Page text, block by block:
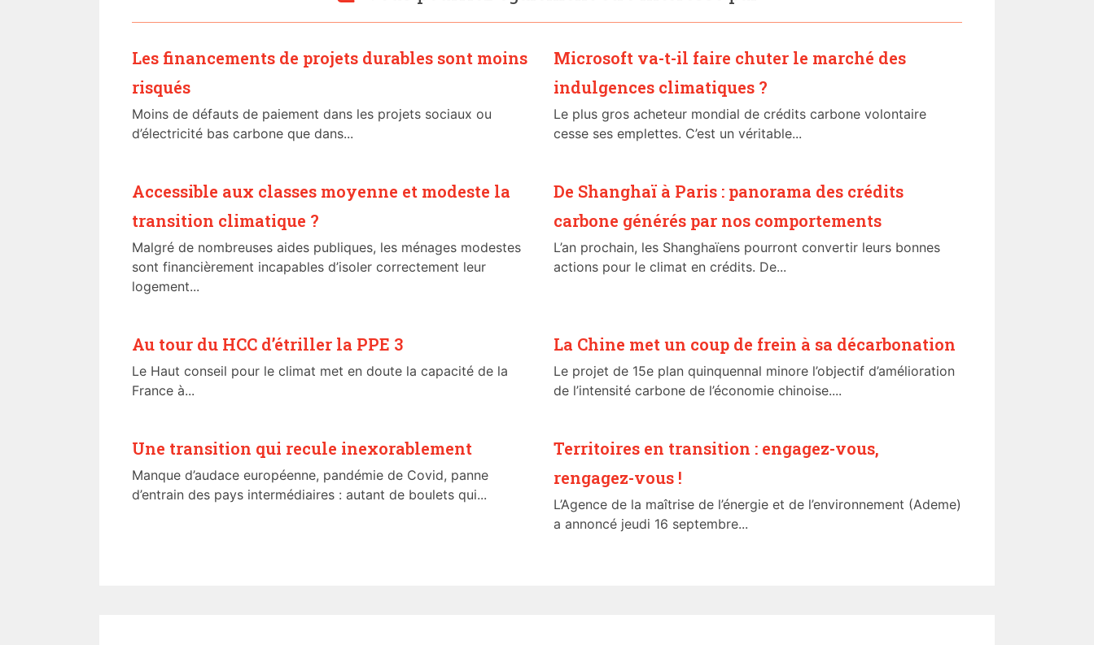
Les financements de projets durables sont moins
risqués
Moins de défauts de paiement dans les projets sociaux ou
d’électricité bas carbone que dans...
Microsoft va-t-il faire chuter le marché des
indulgences climatiques ?
Le plus gros acheteur mondial de crédits carbone volontaire
cesse ses emplettes. C’est un véritable...
Accessible aux classes moyenne et modeste la
transition climatique ?
Malgré de nombreuses aides publiques, les ménages modestes
sont financièrement incapables d’isoler correctement leur
logement...
De Shanghaï à Paris : panorama des crédits
carbone générés par nos comportements
L’an prochain, les Shanghaïens pourront convertir leurs bonnes
actions pour le climat en crédits. De...
Au tour du HCC d’étriller la PPE 3
Le Haut conseil pour le climat met en doute la capacité de la
France à...
La Chine met un coup de frein à sa décarbonation
Le projet de 15e plan quinquennal minore l’objectif d’amélioration
de l’intensité carbone de l’économie chinoise....
Une transition qui recule inexorablement
Manque d’audace européenne, pandémie de Covid, panne
d’entrain des pays intermédiaires : autant de boulets qui...
Territoires en transition : engagez-vous,
rengagez-vous !
L’Agence de la maîtrise de l’énergie et de l’environnement (Ademe)
a annoncé jeudi 16 septembre...